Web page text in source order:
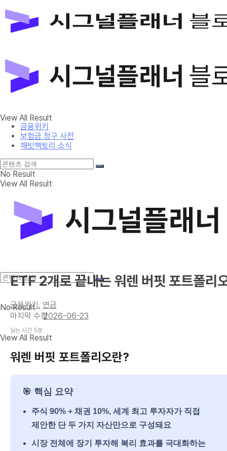
보험금 청구 사전
해빗팩토리 소식
View All Result
금융위키
보험금 청구 사전
해빗팩토리 소식
No Result
View All Result
No Result
View All Result
ETF 2개로 끝내는 워렌 버핏 포트폴리
금융위키
연금
2026-06-23
읽는 시간 5분
워렌 버핏 포트폴리오란?
🎯 핵심 요약
주식 90% + 채권 10%, 세계 최고 투자자가 직접
제안한 단 두 가지 자산만으로 구성돼요
시장 전체에 장기 투자해 복리 효과를 극대화하는